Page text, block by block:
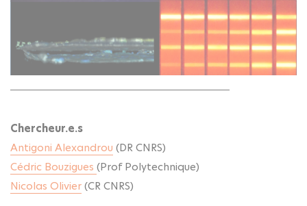
Chercheur.e.s
Antigoni Alexandrou (DR CNRS)
Cédric Bouzigues (Prof Polytechnique)
Nicolas Olivier(CR CNRS)